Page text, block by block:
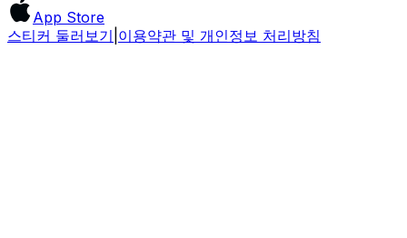
App Store
스티커 둘러보기 이용약관 및 개인정보 처리방침